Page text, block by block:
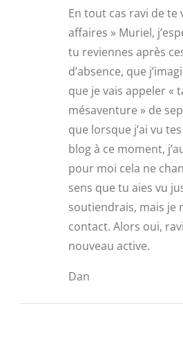
En tout cas ravi de
affaires » Muriel,
tu reviennes après
d’absence, que
que je vais appeler «
mésaventure » de
que lorsque j’ai vu
blog à ce moment,
pour moi cela ne
sens que tu aies vu
soutiendrais, mais je
contact. Alors oui,
nouveau active.
Dan